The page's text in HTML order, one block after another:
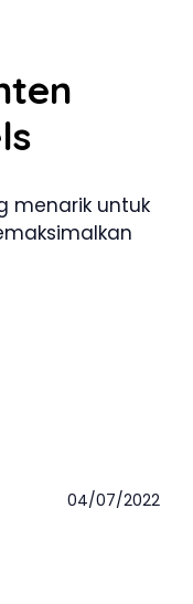
menarik untuk
04/07/2022